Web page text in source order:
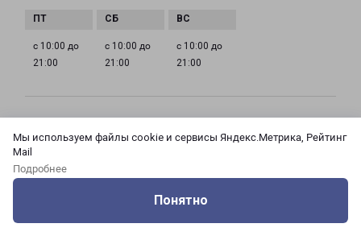
Мы используем файлы cookie и сервисы Яндекс.Метрика, Рейтинг
Mail
Подробнее
Понятно
с 10:00 до
21:00
с 10:00 до
21:00
с 10:00 до
21:00
Россия, Москва город, Зюзино район, улица
Азовская, дом 24, корпус 3